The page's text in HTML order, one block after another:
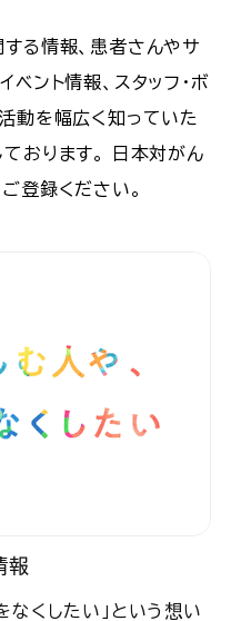
る情報、患者さんやサ
ント情報、スタッフ・ボ
動を幅広く知っていた
おります。 日本対がん
登録ください。
報
なくしたい」という想い